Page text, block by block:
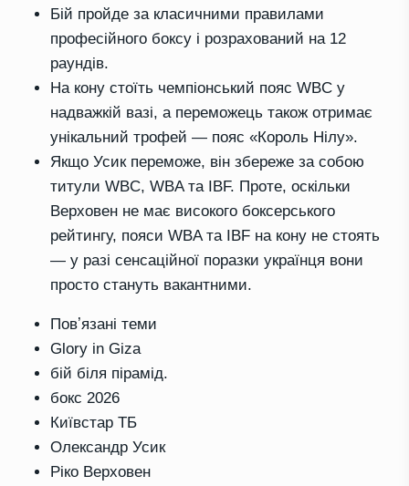
Бій пройде за класичними правилами
професійного боксу і розрахований на 12
раундів.
На кону стоїть чемпіонський пояс WBC у
надважкій вазі, а переможець також отримає
унікальний трофей — пояс «Король Нілу».
Якщо Усик переможе, він збереже за собою
титули WBC, WBA та IBF. Проте, оскільки
Верховен не має високого боксерського
рейтингу, пояси WBA та IBF на кону не стоять
— у разі сенсаційної поразки українця вони
просто стануть вакантними.
Повʼязані теми
Glory in Giza
бій біля пірамід.
бокс 2026
Київстар ТБ
Олександр Усик
Ріко Верховен